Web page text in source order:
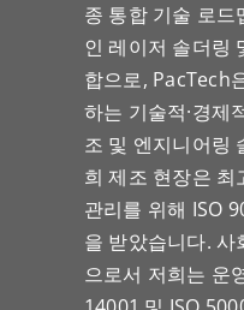
종 통합 기술 로드
인 레이저 솔더링
합으로, PacTech
하는 기술적·경제
조 및 엔지니어링
희 제조 현장은 최
관리를 위해 ISO
을 받았습니다. 사
으로서 저희는 운